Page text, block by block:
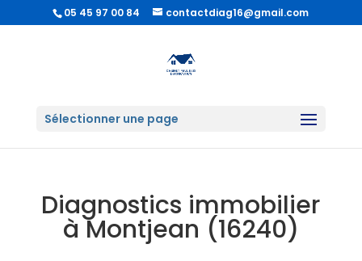
05 45 97 00 84 contactdiag16@gmail.com
Sélectionner une page
Diagnostics immobilier
à Montjean (16240)